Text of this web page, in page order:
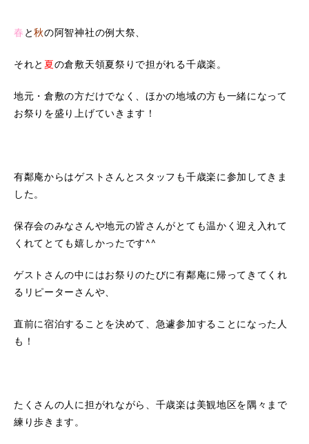
春 と秋の阿智神社の例大祭、
それと 夏の倉敷天領夏祭りで担がれる千歳楽。
地元・倉敷の方だけでなく、ほかの地域の方も一緒になって
お祭りを盛り上げていきます！
有鄰庵からはゲストさんとスタッフも千歳楽に参加してきま
した。
保存会のみなさんや地元の皆さんがとても温かく迎え入れて
くれてとても嬉しかったです^^
ゲストさんの中にはお祭りのたびに有鄰庵に帰ってきてくれ
るリピーターさんや、
直前に宿泊することを決めて、急遽参加することになった人
も！
たくさんの人に担がれながら、千歳楽は美観地区を隅々まで
練り歩きます。